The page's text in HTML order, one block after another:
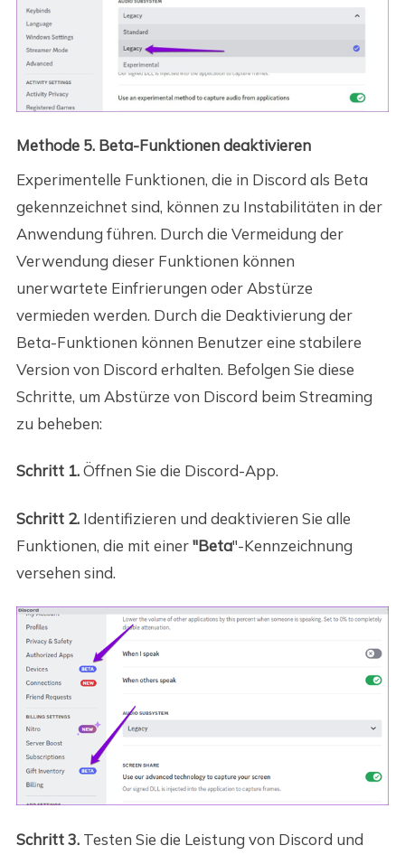
Methode 5. Beta-Funktionen deaktivieren
Experimentelle Funktionen, die in Discord als Beta
gekennzeichnet sind, können zu Instabilitäten in der
Anwendung führen. Durch die Vermeidung der
Verwendung dieser Funktionen können
unerwartete Einfrierungen oder Abstürze
vermieden werden. Durch die Deaktivierung der
Beta-Funktionen können Benutzer eine stabilere
Version von Discord erhalten. Befolgen Sie diese
Schritte, um Abstürze von Discord beim Streaming
zu beheben:
Schritt 1.Öffnen Sie die Discord-App.
Schritt 2. Identifizieren und deaktivieren Sie alle
Funktionen, die mit einer"Beta"-Kennzeichnung
versehen sind.
Schritt 3. Testen Sie die Leistung von Discord und